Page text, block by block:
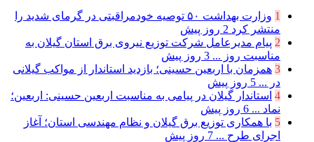
1
وزارت بهداشت ۵۰ توصیه خودمراقبتی در گرمای شدید را
منتشر کرد 2 روز پیش
2 پیام مدیرعامل شركت توزیع نیروی برق استان گیلان به
مناسبت روز ... 3 روز پیش
3 همزمان با اربعین حسینی؛ بازدید استاندار از مواکب گیلانی
در ... 5 روز پیش
4 استاندار گیلان در پیامی به مناسبت اربعین حسینی: اربعین؛
نماد ... 6 روز پیش
5 با همکاری توزیع برق گیلان و نظام مهندسی استان؛ آغاز
اجرای طرح ... 7 روز پیش